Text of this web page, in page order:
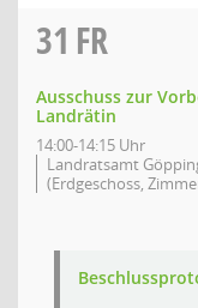
31 FR
Ausschuss zur
Landrätin
14:00-14:15 Uhr
Landratsamt
(Erdgeschoss,